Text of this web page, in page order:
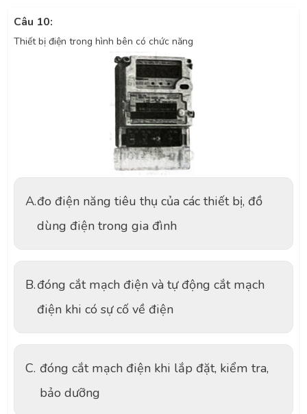
Câu 10:
Thiết bị điện trong hình bên có chức năng
A.đo điện năng tiêu thụ của các thiết bị, đồ
dùng điện trong gia đình
B.đóng cắt mạch điện và tự động cắt mạch
điện khi có sự cố về điện
C. đóng cắt mạch điện khi lắp đặt, kiểm tra,
bảo dưỡng